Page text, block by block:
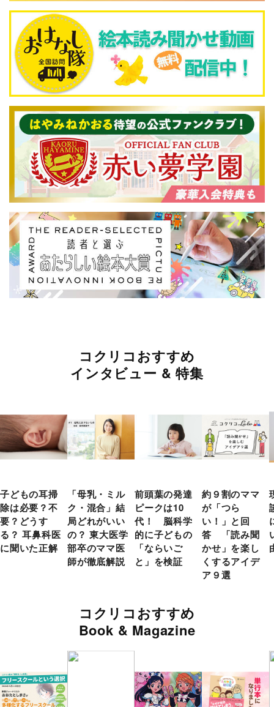
コクリコおすすめ
インタビュー & 特集
子どもの耳掃
除は必要？不
要？どうす
る？ 耳鼻科医
に聞いた正解
「母乳・ミル
ク・混合」結
局どれがいい
の？ 東大医学
部卒のママ医
師が徹底解説
前頭葉の発達
ピークは10
代！ 脳科学
的に子どもの
「ならいご
と」を検証
約９割のママ
が「つら
い！」と回
答 「読み聞
かせ」を楽し
くするアイデ
ア９選
コクリコおすすめ
Book & Magazine